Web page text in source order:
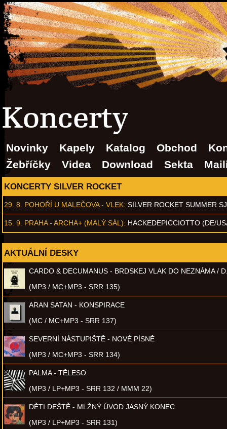
Koncerty
Novinky Kapely Katalog Obchod
Žebříčky
Videa Download Sekta
KONCERTY SILVER ROCKET
29. 8. POHOŘÍ U MALEČOVA - VLEK: SILVER ROCKET SUMMER
15. 9. PRAHA - ARCHA+ (MALÝ SÁL): HACKEDEPICCIOTTO (DE/
AKTUÁLNÍ DESKY
CARDO & DECUMANUS - BRDSKEJ VLAK DO NEZNÁMA /
(MP3 / MC+MP3 - SRR 135)
ARAN SATAN - KONSPIRACE
(MC / MC+MP3 - SRR 137)
SEVERNÍ NÁSTUPIŠTĚ - NOVÉ PÍSNĚ
(MP3 / MC+MP3 - SRR 134)
PALMA - TĚLESO
(MP3 / LP+MP3 - SRR 132 / MMM 22)
DĚTI DEŠTĚ - MLŽNÝ ÚVOD JASNÝ KONEC
(MP3 / LP+MP3 - SRR 131)